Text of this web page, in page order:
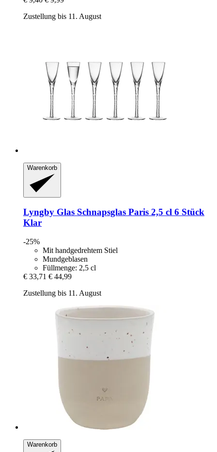
Zustellung bis 11. August
Warenkorb
Lyngby Glas Schnapsglas Paris 2,5 cl 6 Stück
Klar
-25%
Mit handgedrehtem Stiel
Mundgeblasen
Füllmenge: 2,5 cl
€ 33,71 € 44,99
Zustellung bis 11. August
Warenkorb